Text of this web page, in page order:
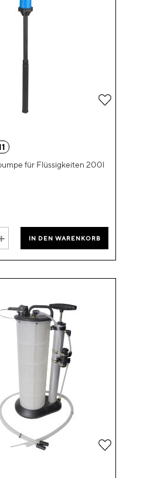
für Flüssigkeiten 200l
IN DEN WARENKORB
Zur
Zur